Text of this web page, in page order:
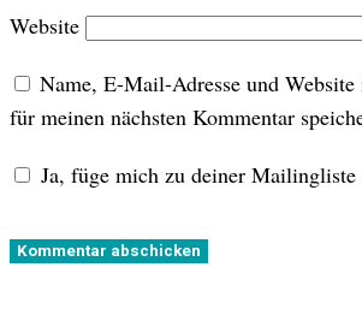
Website
Name, E-Mail-Adresse und
für meinen nächsten Kommentar
Ja, füge mich zu deiner Mailingliste
Kommentar abschicken